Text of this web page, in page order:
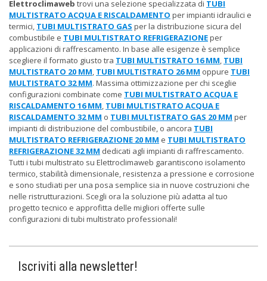
Elettroclimaweb trovi una selezione specializzata di TUBI
MULTISTRATO ACQUA E RISCALDAMENTO per impianti idraulici e
termici, TUBI MULTISTRATO GAS per la distribuzione sicura del
combustibile e TUBI MULTISTRATO REFRIGERAZIONEper
applicazioni di raffrescamento. In base alle esigenze è semplice
scegliere il formato giusto tra TUBI MULTISTRATO 16 MM, TUBI
MULTISTRATO 20 MM, TUBI MULTISTRATO 26 MM oppure TUBI
MULTISTRATO 32 MM. Massima ottimizzazione per chi sceglie
configurazioni combinate come TUBI MULTISTRATO ACQUA E
RISCALDAMENTO 16 MM, TUBI MULTISTRATO ACQUA E
RISCALDAMENTO 32 MM o TUBI MULTISTRATO GAS 20 MM per
impianti di distribuzione del combustibile, o ancora TUBI
MULTISTRATO REFRIGERAZIONE 20 MM e TUBI MULTISTRATO
REFRIGERAZIONE 32 MM dedicati agli impianti di raffrescamento.
Tutti i tubi multistrato su Elettroclimaweb garantiscono isolamento
termico, stabilità dimensionale, resistenza a pressione e corrosione
e sono studiati per una posa semplice sia in nuove costruzioni che
nelle ristrutturazioni. Scegli ora la soluzione più adatta al tuo
progetto tecnico e approfitta delle migliori offerte sulle
configurazioni di tubi multistrato professionali!
Iscriviti alla newsletter!